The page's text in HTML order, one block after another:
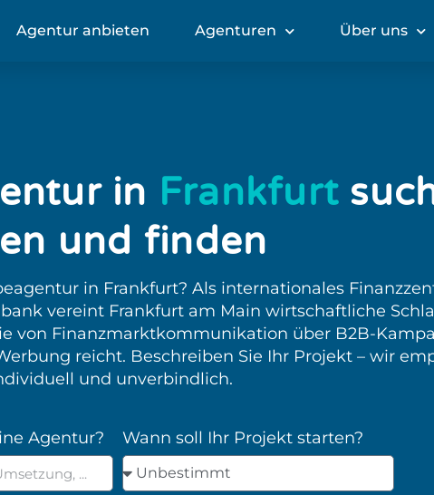
Agentur anbieten Agenturen Über uns
in Frankfurt
und finden
in Frankfurt? Als internationales
vereint Frankfurt am Main wirtschaftliche
von Finanzmarktkommunikation über B2B-
reicht. Beschreiben Sie Ihr Projekt – wir
und unverbindlich.
Agentur? Wann soll Ihr Projekt starten?